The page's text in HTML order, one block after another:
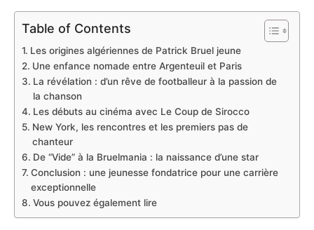
Table of Contents
Les origines algériennes de Patrick Bruel jeune
Une enfance nomade entre Argenteuil et Paris
La révélation : d’un rêve de footballeur à la passion de
la chanson
Les débuts au cinéma avec Le Coup de Sirocco
New York, les rencontres et les premiers pas de
chanteur
De “Vide” à la Bruelmania : la naissance d’une star
Conclusion : une jeunesse fondatrice pour une carrière
exceptionnelle
Vous pouvez également lire